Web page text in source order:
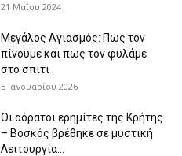
21 Μαΐου 2024
Μεγάλος Αγιασμός: Πως τον
πίνουμε και πως τον φυλάμε
στο σπίτι
5 Ιανουαρίου 2026
Οι αόρατοι ερημίτες της Κρήτης
– Βοσκός βρέθηκε σε μυστική
Λειτουργία...